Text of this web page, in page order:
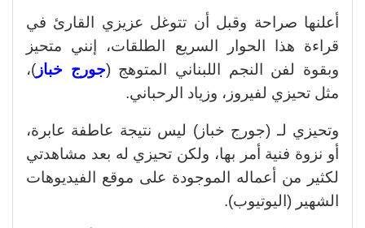
أعلنها صراحة وقبل أن تتوغل عزيزي القارئ في
قراءة هذا الحوار السريع الطلقات، إنني متحيز
وبقوة لفن النجم اللبناني المتوهج (جورج خباز )،
مثل تحيزي لفيروز، وزياد الرحباني.
وتحيزي لـ (جورج خباز) ليس نتيجة عاطفة عابرة،
أو نزوة فنية أمر بها، ولكن تحيزي له بعد مشاهدتي
لكثير من أعماله الموجودة على موقع الفيديوهات
الشهير (اليوتيوب).